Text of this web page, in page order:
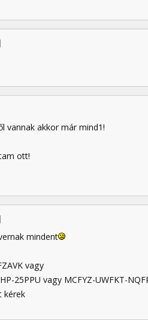
vannak akkor már mind1!
ott!
mindent
vagy
25PPU vagy MCFYZ-UWFKT-
kérek